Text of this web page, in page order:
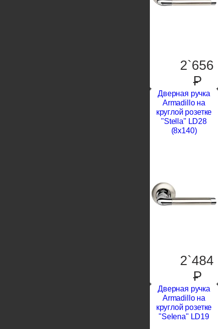
2`656
P
Дверная ручка
Armadillo на
круглой розетке
"Stella" LD28
(8х140)
2`484
P
Дверная ручка
Armadillo на
круглой розетке
"Selena" LD19